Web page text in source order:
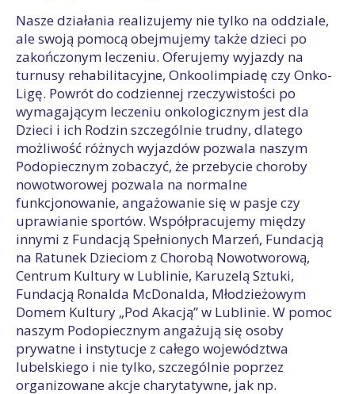
Nasze działania realizujemy nie tylko na oddziale,
ale swoją pomocą obejmujemy także dzieci po
zakończonym leczeniu. Oferujemy wyjazdy na
turnusy rehabilitacyjne, Onkoolimpiadę czy Onko-
Ligę. Powrót do codziennej rzeczywistości po
wymagającym leczeniu onkologicznym jest dla
Dzieci i ich Rodzin szczególnie trudny, dlatego
możliwość różnych wyjazdów pozwala naszym
Podopiecznym zobaczyć, że przebycie choroby
nowotworowej pozwala na normalne
funkcjonowanie, angażowanie się w pasje czy
uprawianie sportów. Współpracujemy między
innymi z Fundacją Spełnionych Marzeń, Fundacją
na Ratunek Dzieciom z Chorobą Nowotworową,
Centrum Kultury w Lublinie, Karuzelą Sztuki,
Fundacją Ronalda McDonalda, Młodzieżowym
Domem Kultury „Pod Akacją” w Lublinie. W pomoc
naszym Podopiecznym angażują się osoby
prywatne i instytucje z całego województwa
lubelskiego i nie tylko, szczególnie poprzez
organizowane akcje charytatywne, jak np.